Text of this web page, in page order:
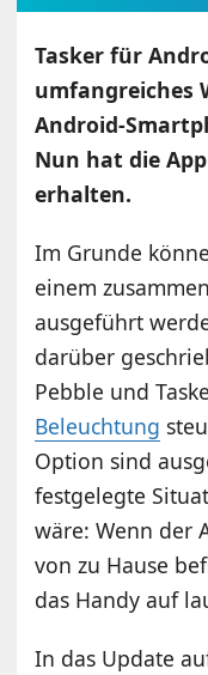
Tasker für
umfangreiches
Android-
Nun hat die
erhalten.
Im Grunde
einem
ausgeführt
darüber
Pebble und
Beleuchtung
Option sind
festgelegte
wäre: Wenn der
von zu Hause
das Handy auf
In das Update